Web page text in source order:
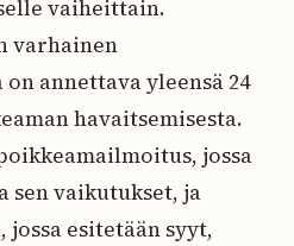
vaiheittain.
varhainen
annettava yleensä 24
havaitsemisesta.
jossa
sen vaikutukset, ja
esitetään syyt,